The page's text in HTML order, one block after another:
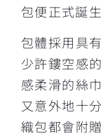
包便正式誕生
包體採用具
少許鏤空感
感柔滑的絲
又意外地十
織包都會附